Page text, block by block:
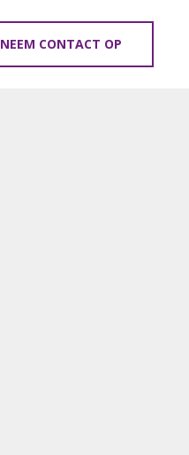
NEEM CONTACT OP